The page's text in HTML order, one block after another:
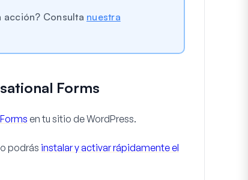
acción? Consulta nuestra
Forms
en tu sitio de WordPress.
podrás instalar y activar rápidamente el